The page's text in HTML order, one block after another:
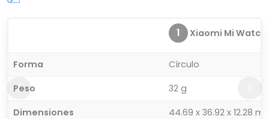
1 Xiaomi Mi Watch
Forma
Círculo
Peso
32 g
Dimensiones
44.69 x 36.92 x 12.28